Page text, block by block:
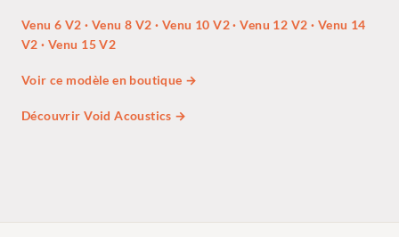
Venu 6 V2 · Venu 8 V2 · Venu 10 V2·Venu 12 V2 · Venu 14
V2 ·Venu 15 V2
Voir ce modèle en boutique →
Découvrir Void Acoustics →